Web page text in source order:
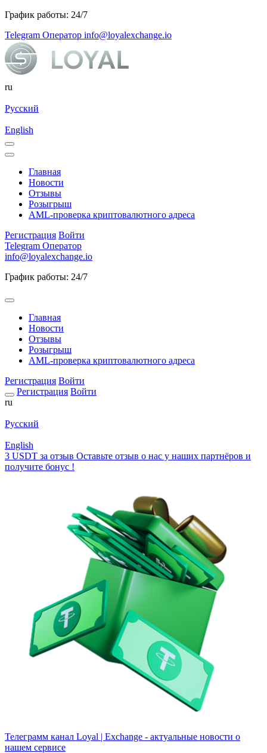
График работы: 24/7
Telegram Оператор info@loyalexchange.io
ru
Русский
English
Главная
Новости
Отзывы
Розыгрыш
AML-проверка криптовалютного адреса
Регистрация Войти
Telegram Оператор
info@loyalexchange.io
График работы: 24/7
Главная
Новости
Отзывы
Розыгрыш
AML-проверка криптовалютного адреса
Регистрация Войти
Регистрация Войти
ru
Русский
English
3 USDT за отзыв Оставьте отзыв о нас у наших партнёров и
получите бонус !
Телеграмм канал Loyal | Exchange - актуальные новости о
нашем сервисе